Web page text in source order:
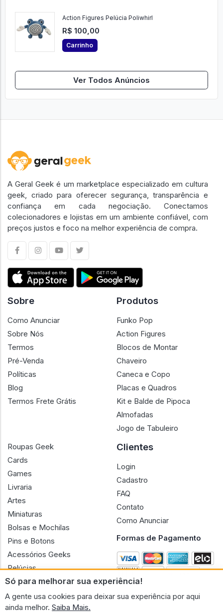
Action Figures Pelúcia Poliwhirl
R$ 100,00
Carrinho
Ver Todos Anúncios
Só para melhorar sua experiência!
A gente usa cookies para deixar sua experiência por aqui
ainda melhor. Saiba Mais.
A Geral Geek é um marketplace especializado em cultura
geek, criado para oferecer segurança, transparência e
confiança em cada negociação. Conectamos
colecionadores e lojistas em um ambiente confiável, com
preços justos e foco na melhor experiência de compra.
Sobre
Como Anunciar
Sobre Nós
Termos
Pré-Venda
Políticas
Blog
Termos Frete Grátis
Produtos
Funko Pop
Action Figures
Blocos de Montar
Chaveiro
Caneca e Copo
Placas e Quadros
Kit e Balde de Pipoca
Almofadas
Jogo de Tabuleiro
Roupas Geek
Cards
Games
Livraria
Artes
Miniaturas
Bolsas e Mochilas
Pins e Botons
Acessórios Geeks
Pelúcias
Bonecas
Clientes
Login
Cadastro
FAQ
Contato
Como Anunciar
Formas de Pagamento